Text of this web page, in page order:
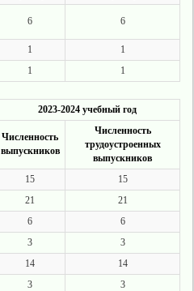
6 6
1
1
1 1
2023-2024 учебный год
Численность
выпускников
Численность
трудоустроенных
выпускников
15
15
21
21
6
6
3
3
14
14
3
3